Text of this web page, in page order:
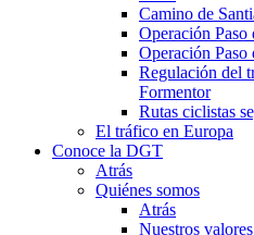
Camino de
Operación Paso
Operación Paso
Regulación del
Formentor
Rutas ciclistas
El tráfico en Europa
Conoce la DGT
Atrás
Quiénes somos
Atrás
Nuestros valores